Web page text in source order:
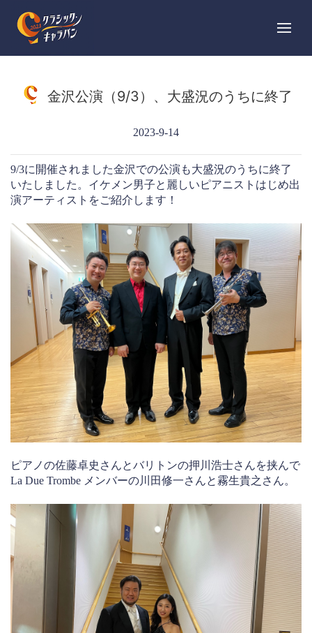
金沢公演（9/3）、大盛況のうちに終了
2023-9-14
9/3に開催されました金沢での公演も大盛況のうちに終了
いたしました。イケメン男子と麗しいピアニストはじめ出
演アーティストをご紹介します！
ピアノの佐藤卓史さんとバリトンの押川浩士さんを挟んで
La Due Trombe メンバーの川田修一さんと霧生貴之さん。